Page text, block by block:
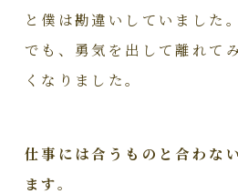
と僕は勘違いしていました。
でも、勇気を出して離れて
くなりました。
仕事には合うものと合わな
ます。